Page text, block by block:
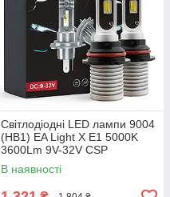
Світлодіодні LED лампи 9004
(HB1) EA Light X E1 5000K
3600Lm 9V-32V CSP
(комплект 2 шт.)
В наявності